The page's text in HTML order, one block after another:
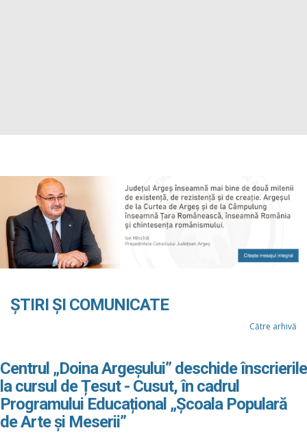
ȘTIRI ȘI COMUNICATE
Către arhivă
Centrul „Doina Argeșului” deschide înscrierile
la cursul de Țesut - Cusut, în cadrul
Programului Educațional „Școala Populară
de Arte și Meserii”